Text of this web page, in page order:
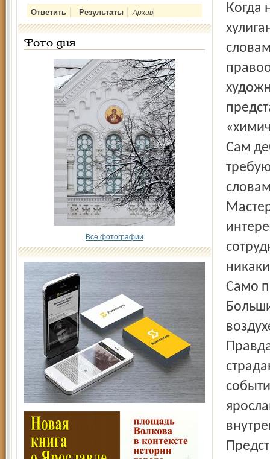
Архив
Фото дня
Все фотографии
Когда наряд милиции прибыл к месту происшествия,
Сам
Само